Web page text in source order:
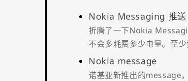
Nokia Messaging 推送
折腾了一下Nokia
不会多耗费多少电量。至
Nokia message
诺基亚新推出的message